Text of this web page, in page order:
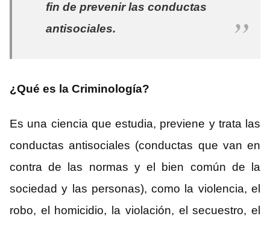
fin de prevenir las conductas
antisociales.
¿Qué es la Criminología?
Es una ciencia que estudia, previene y trata las
conductas antisociales (conductas que van en
contra de las normas y el bien común de la
sociedad y las personas), como la violencia, el
robo, el homicidio, la violación, el secuestro, el